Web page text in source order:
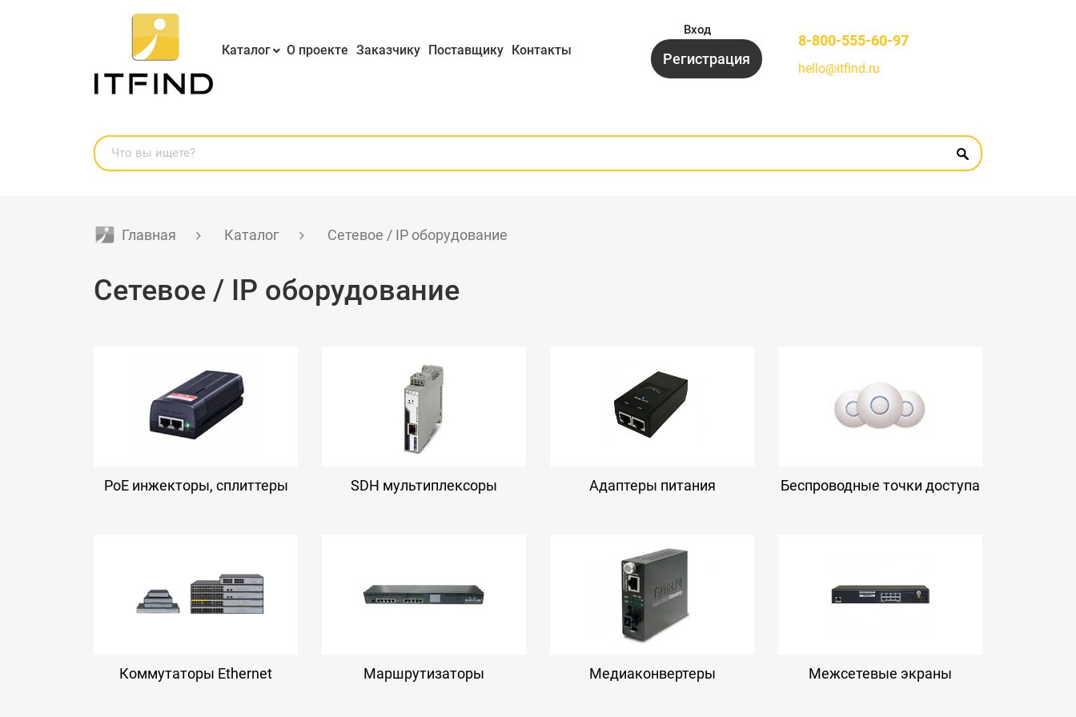
Каталог О проекте Заказчику Поставщику Контакты
Вход
Регистрация
8-800-555-60-97
hello@itfind.ru
Главная Каталог Сетевое / IP оборудование
Сетевое / IP оборудование
PoE инжекторы, сплиттеры SDH мультиплексоры Адаптеры питания Беспроводные точки доступа
Коммутаторы Ethernet Маршрутизаторы Медиаконвертеры Межсетевые экраны